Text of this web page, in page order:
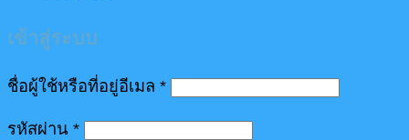
เข้าสู่ระบบ
ชื่อผู้ใช้หรือที่อยู่อีเมล *ต้องการ
รหัสผ่าน *ต้องการ